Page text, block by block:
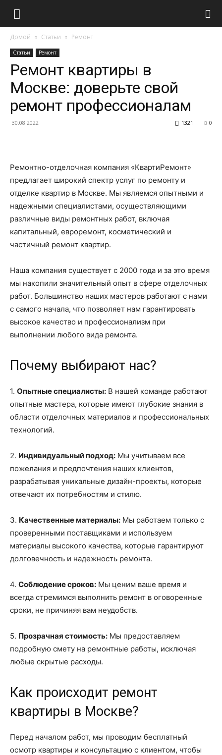
Домой Статьи Ремонт
Статьи Ремонт
Ремонт квартиры в
Москве: доверьте свой
ремонт профессионалам
30.08.2022 0
1321
Ремонтно-отделочная компания «КвартиРемонт»
предлагает широкий спектр услуг по ремонту и
отделке квартир в Москве. Мы являемся опытными и
надежными специалистами, осуществляющими
различные виды ремонтных работ, включая
капитальный, евроремонт, косметический и
частичный ремонт квартир.
Наша компания существует с 2000 года и за это время
мы накопили значительный опыт в сфере отделочных
работ. Большинство наших мастеров работают с нами
с самого начала, что позволяет нам гарантировать
высокое качество и профессионализм при
выполнении любого вида ремонта.
Почему выбирают нас?
1. Опытные специалисты: В нашей команде работают
опытные мастера, которые имеют глубокие знания в
области отделочных материалов и профессиональных
технологий.
2. Индивидуальный подход: Мы учитываем все
пожелания и предпочтения наших клиентов,
разрабатывая уникальные дизайн-проекты, которые
отвечают их потребностям и стилю.
3. Качественные материалы: Мы работаем только с
проверенными поставщиками и используем
материалы высокого качества, которые гарантируют
долговечность и надежность ремонта.
4. Соблюдение сроков: Мы ценим ваше время и
всегда стремимся выполнить ремонт в оговоренные
сроки, не причиняя вам неудобств.
5. Прозрачная стоимость: Мы предоставляем
подробную смету на ремонтные работы, исключая
любые скрытые расходы.
Как происходит ремонт
квартиры в Москве?
Перед началом работ, мы проводим бесплатный
осмотр квартиры и консультацию с клиентом, чтобы